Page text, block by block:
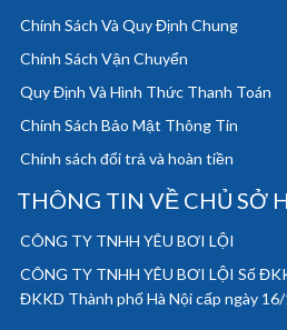
Chính Sách Và Quy Định Chung
Chính Sách Vận Chuyển
Quy Định Và Hình Thức Thanh Toán
Chính Sách Bảo Mật Thông Tin
Chính sách đổi trả và hoàn tiền
THÔNG TIN VỀ CHỦ SỞ
CÔNG TY TNHH YÊU BƠI LỘI
CÔNG TY TNHH YÊU BƠI LỘI Số
ĐKKD Thành phố Hà Nội cấp ngày